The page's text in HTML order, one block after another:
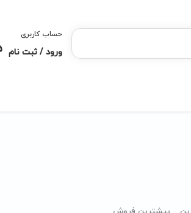
حساب کاربری
ورود / ثبت نام